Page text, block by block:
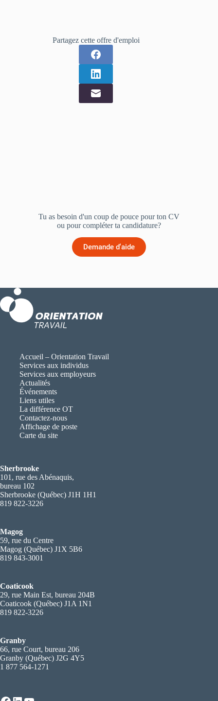
Partagez cette offre d'emploi
Tu as besoin d'un coup de pouce pour ton CV
ou pour compléter ta candidature?
Demande d'aide
Accueil – Orientation Travail
Services aux individus
Services aux employeurs
Actualités
Événements
Liens utiles
La différence OT
Contactez-nous
Affichage de poste
Carte du site
Sherbrooke
101, rue des Abénaquis,
bureau 102
Sherbrooke (Québec) J1H 1H1
819 822-3226
Magog
59, rue du Centre
Magog (Québec) J1X 5B6
819 843-3001
Coaticook
29, rue Main Est, bureau 204B
Coaticook (Québec) J1A 1N1
819 822-3226
Granby
66, rue Court, bureau 206
Granby (Québec) J2G 4Y5
1 877 564-1271